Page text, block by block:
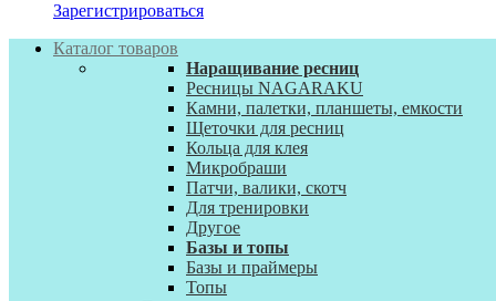
Зарегистрироваться
Каталог товаров
Наращивание ресниц
Ресницы NAGARAKU
Камни, палетки, планшеты, емкости
Щеточки для ресниц
Кольца для клея
Микробраши
Патчи, валики, скотч
Для тренировки
Другое
Базы и топы
Базы и праймеры
Топы